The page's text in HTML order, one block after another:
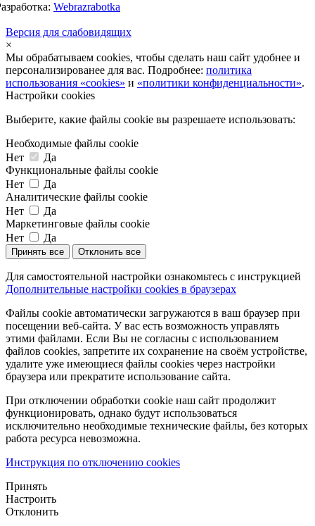
Webrazrabotka
Версия для слабовидящих
×
Мы обрабатываем cookies, чтобы сделать наш сайт удобнее и
персонализированее для вас. Подробнее: политика
использования «cookies» и «политики конфиденциальности».
Настройки cookies
Выберите, какие файлы cookie вы разрешаете использовать:
Необходимые файлы cookie
Нет
Да
Функциональные файлы cookie
Нет
Да
Аналитические файлы cookie
Нет
Да
Маркетинговые файлы cookie
Нет
Да
Принять все Отклонить все
Для самостоятельной настройки ознакомьтесь с инструкцией
Дополнительные настройки cookies в браузерах
Файлы cookie автоматически загружаются в ваш браузер при
посещении веб-сайта. У вас есть возможность управлять
этими файлами. Если Вы не согласны с использованием
файлов cookies, запретите их сохранение на своём устройстве,
удалите уже имеющиеся файлы cookies через настройки
браузера или прекратите использование сайта.
При отключении обработки cookie наш сайт продолжит
функционировать, однако будут использоваться
исключительно необходимые технические файлы, без которых
работа ресурса невозможна.
Инструкция по отключению cookies
Принять
Настроить
Отклонить